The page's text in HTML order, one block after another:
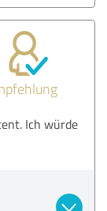
Ich würde